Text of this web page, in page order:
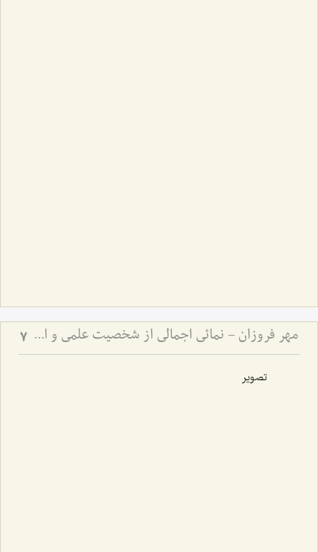
مهر فروزان - نمائی اجمالی از شخصیت علمی و اخلاقی حضرت علامه آیة الله حاج سید محمد حسین حسینی طهرانی 7
تصویر